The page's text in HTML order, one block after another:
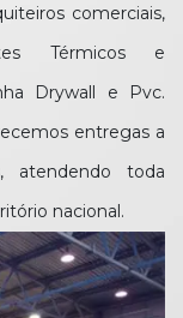
comerciais,
Térmicos e
Drywall e Pvc.
entregas a
atendendo toda
nacional.